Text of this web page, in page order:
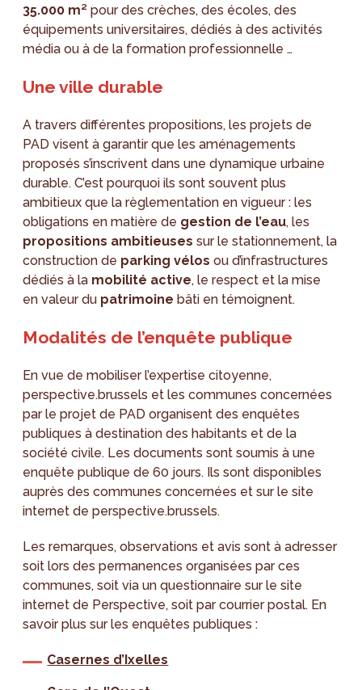
35.000 m²pour des crèches, des écoles, des
équipements universitaires, dédiés à des activités
média ou à de la formation professionnelle …
Une ville durable
A travers différentes propositions, les projets de
PAD visent à garantir que les aménagements
proposés s’inscrivent dans une dynamique urbaine
durable. C’est pourquoi ils sont souvent plus
ambitieux que la règlementation en vigueur : les
obligations en matière de gestion de l’eau, les
propositions ambitieuses sur le stationnement, la
construction de parking vélosou d’infrastructures
dédiés à la mobilité active, le respect et la mise
en valeur du patrimoine bâti en témoignent.
Modalités de l’enquête publique
En vue de mobiliser l’expertise citoyenne,
perspective.brussels et les communes concernées
par le projet de PAD organisent des enquêtes
publiques à destination des habitants et de la
société civile. Les documents sont soumis à une
enquête publique de 60 jours. Ils sont disponibles
auprès des communes concernées et sur le site
internet de perspective.brussels.
Les remarques, observations et avis sont à adresser
soit lors des permanences organisées par ces
communes, soit via un questionnaire sur le site
internet de Perspective, soit par courrier postal. En
savoir plus sur les enquêtes publiques :
Casernes d’Ixelles